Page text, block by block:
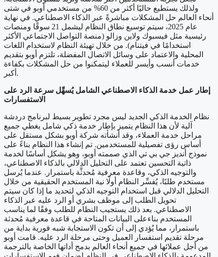
ولذلك يستطيع حاليًا أكثر من 60% من مستخدمي أوبو في شتى
أنحاء العالم حل المشكلات مباشرةً عبر الذكاء الاصطناعي. في نهاية
عام 2025، سيتم توسيع نطاق النظام ليشمل 21 سوقًا ومنصات
رئيسية مثل فيسبوك ولاين وزالو (منصة التواصل الاجتماعي الأكثر
استخدامًا في فيتنام). من خلال تهيئة النظام لاستخدام اللغات
المحلية والاعتماد على وسائل الاتصال المفضلة، تلتزم أوبو بتقديم
خدمات أنسب وأيسر للعملاء ليتمكنوا من حل المشكلات بكفاءة
أكبر.
إطار عمل خدمة الذكاء الاصطناعي الشامل يُسهِّل سرعة الرد على
الاستفسارات
نظام الخدمة الذكي الجديد ليس مجرد تطوير بسيط لبرنامج دردشة
آلية لأن هذا النظام يتميز بإطار خدمة ذكي شامل يغطي جميع
مراحل خدمة العملاء، وقد أنشأته شركة أوبو بشكل مستقل على
أساس رؤى تفصيلية للمستخدمين. تم إنشاء هذا النظام بناءً على
نموذج أنديز جي بي تي الذي صممته أوبو، وهو يشكل أساسًا لخدمة
ذاتية التحسين تعتمد على التحليل الدلالي بالذكاء الاصطناعي،
والتوجيه الذكي، وقاعدة معرفية مُحدثَّة باستمرار. عندما يُرسل
مستخدم طلبًا، يُفسِّر النظام أولًا نية المستخدم الحقيقية من خلال
التحليل الدلالي قبل استخدام التوجيه الذكي لتحديد ما إذا كان سيتم
تحويل الطلب إلى موظف بشري أو الرد عليه عبر الذكاء
الاصطناعي. بعد ذلك يستجيب النظام للطلب وفقًا لما يناسب
المستخدم بناءعلى البيانات المتاحة في قاعدة معرفية مُحدثة
باستمرار، مما يُؤدي إلى أن تكون الاستجابة شبه فورية بداية من
مرحلة تقديم استفسار العميل وحتى مرحلة الرد عليه. قامت أوبو
من أجل عملائها في جميع أنحاء العالم بدمج أداتها الخاصة بالترجمة